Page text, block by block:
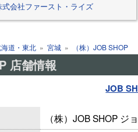
式会社ファースト・ライズ
道・東北 » 宮城 » （株）JOB SHOP
店舗情報
JOB
（株）JOB SHOP ジ